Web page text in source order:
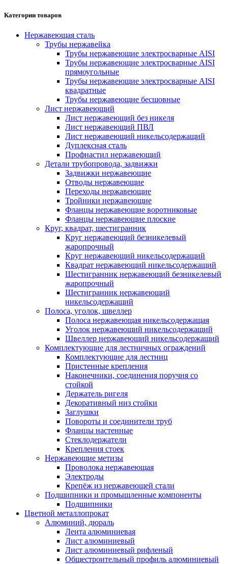
Категории товаров
Нержавеющая сталь
Трубы нержавейка
Трубы нержавеющие электросварные AISI
Трубы нержавеющие электросварные AISI
прямоугольные
Трубы нержавеющие электросварные AISI
квадратные
Трубы нержавеющие бесшовные
Лист нержавеющий
Лист нержавеющий без никеля
Лист нержавеющий ПВЛ
Лист нержавеющий никельсодержащий
Дуплексная сталь
Профнастил нержавеющий
Детали трубопровода, задвижки
Задвижки нержавеющие
Отводы нержавеющие
Переходы нержавеющие
Тройники нержавеющие
Фланцы нержавеющие воротниковые
Фланцы нержавеющие плоские
Круг, квадрат, шестигранник
Круг нержавеющий безникелевый
жаропрочный
Круг нержавеющий никельсодержащий
Квадрат нержавеющий никельсодержащий
Шестигранник нержавеющий безникелевый
жаропрочный
Шестигранник нержавеющий
никельсодержащий
Полоса, уголок, швеллер
Полоса нержавеющая никельсодержащая
Уголок нержавеющий никельсодержащий
Швеллер нержавеющий никельсодержащий
Комплектующие для лестничных ограждений
Комплектующие для лестниц
Пристенные крепления
Наконечники, соединения поручня со
стойкой
Держатель ригеля
Декоративный низ стойки
Заглушки
Повороты и соединители труб
Фланцы настенные
Стеклодержатели
Крепления стоек
Нержавеющие метизы
Проволока нержавеющая
Электроды
Крепёж из нержавеющей стали
Подшипники и промышленные компоненты
Подшипники
Цветной металлопрокат
Алюминий, дюраль
Лента алюминиевая
Лист алюминиевый
Лист алюминиевый рифленый
Общестроительный профиль алюминиевый